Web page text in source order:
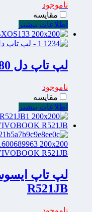
ناموجود
مقایسه
اطلاعات بیشتر
لپ تاپ دل DELL XPS 13 9380
ناموجود
مقایسه
اطلاعات بیشتر
R521JB
ناموجود